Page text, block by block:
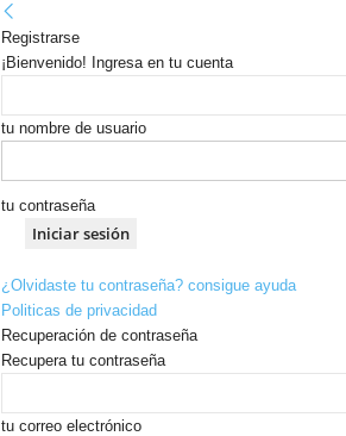
Registrarse
¡Bienvenido! Ingresa en tu cuenta
tu nombre de usuario
tu contraseña
¿Olvidaste tu contraseña? consigue ayuda
Politicas de privacidad
Recuperación de contraseña
Recupera tu contraseña
tu correo electrónico